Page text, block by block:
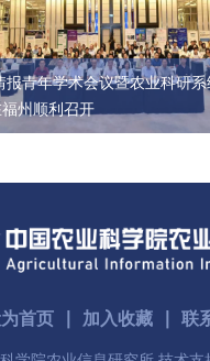
报青年学术会议暨农业科研
州顺利召开
首页 加入收藏 联